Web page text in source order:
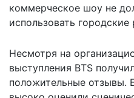
коммерческое шоу не
использовать городские
Несмотря на
выступления BTS
положительные отзывы.